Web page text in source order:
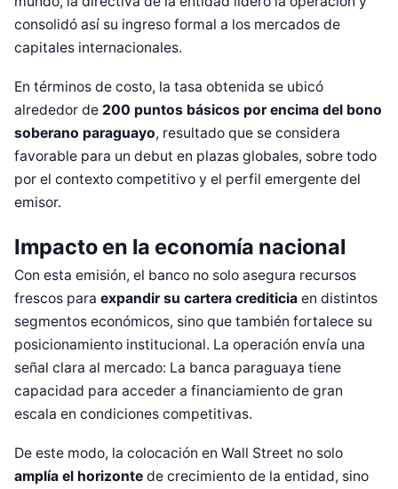
consolidó así su ingreso formal a los mercados de
capitales internacionales.
En términos de costo, la tasa obtenida se ubicó
alrededor de 200 puntos básicos por encima del bono
soberano paraguayo, resultado que se considera
favorable para un debut en plazas globales, sobre todo
por el contexto competitivo y el perfil emergente del
emisor.
Impacto en la economía nacional
Con esta emisión, el banco no solo asegura recursos
frescos para expandir su cartera crediticia en distintos
segmentos económicos, sino que también fortalece su
posicionamiento institucional. La operación envía una
señal clara al mercado: La banca paraguaya tiene
capacidad para acceder a financiamiento de gran
escala en condiciones competitivas.
De este modo, la colocación en Wall Street no solo
amplía el horizonte de crecimiento de la entidad, sino
Diseñado por Shiro